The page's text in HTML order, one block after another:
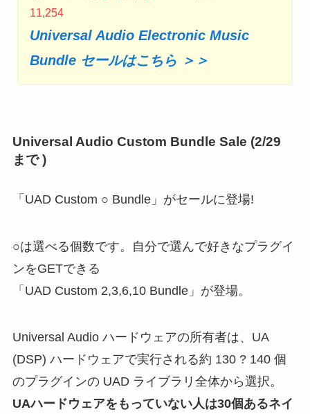
11,254
Universal Audio Electronic Music
Bundle セールはこちら ＞＞
Universal Audio Custom Bundle Sale (2/29
まで )
「UAD Custom ○ Bundle」がセールに登場!
○は選べる個数です。自分で選んで好きなプラグイ
ンをGETできる
「UAD Custom 2,3,6,10 Bundle」が登場。
Universal Audio ハードウェアの所有者は、UA
(DSP) ハードウェアで実行される約 130 ? 140 個
のプラグインの UAD ライブラリ全体から選択。
UAハードウェアをもっていない人は30個あるネイ